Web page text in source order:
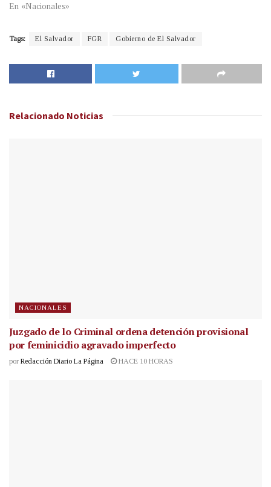
En «Nacionales»
Tags: El Salvador FGR Gobierno de El Salvador
Relacionado Noticias
NACIONALES
Juzgado de lo Criminal ordena detención provisional
por feminicidio agravado imperfecto
por Redacción Diario La Página HACE 10 HORAS